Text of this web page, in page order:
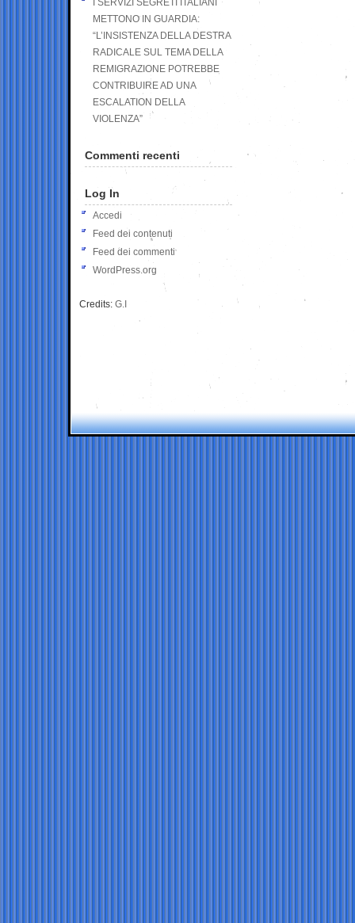
I SERVIZI SEGRETI ITALIANI
METTONO IN GUARDIA:
“L’INSISTENZA DELLA DESTRA
RADICALE SUL TEMA DELLA
REMIGRAZIONE POTREBBE
CONTRIBUIRE AD UNA
ESCALATION DELLA
VIOLENZA”
Commenti recenti
Log In
Accedi
Feed dei contenuti
Feed dei commenti
WordPress.org
Credits: G.I